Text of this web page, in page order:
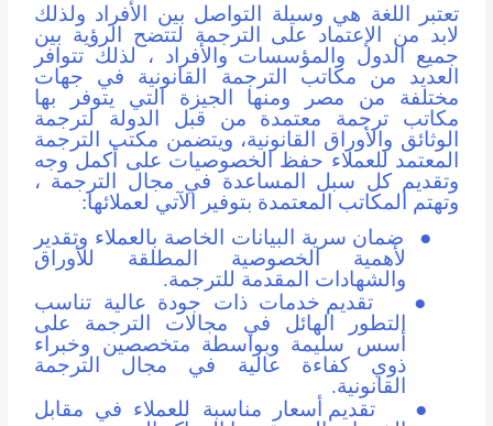
تعتبر اللغة هي وسيلة التواصل بين الأفراد ولذلك
لابد من الإعتماد على الترجمة لتتضح الرؤية بين
جميع الدول والمؤسسات والأفراد ، لذلك تتوافر
العديد من مكاتب الترجمة القانونية في جهات
مختلفة من مصر ومنها الجيزة التي يتوفر بها
مكاتب ترجمة معتمدة من قبل الدولة لترجمة
الوثائق والأوراق القانونية، ويتضمن مكتب الترجمة
المعتمد للعملاء حفظ الخصوصيات على أكمل وجه
وتقديم كل سبل المساعدة في مجال الترجمة ،
وتهتم المكاتب المعتمدة بتوفير الآتي لعملائها:
●
ضمان سرية البيانات الخاصة بالعملاء وتقدير
لأهمية الخصوصية المطلقة للأوراق
والشهادات المقدمة للترجمة. ●
تقديم خدمات ذات جودة عالية تناسب
التطور الهائل في مجالات الترجمة على
أسس سليمة وبواسطة متخصصين وخبراء
ذوي كفاءة عالية في مجال الترجمة
القانونية. ●
تقديم أسعار مناسبة للعملاء في مقابل